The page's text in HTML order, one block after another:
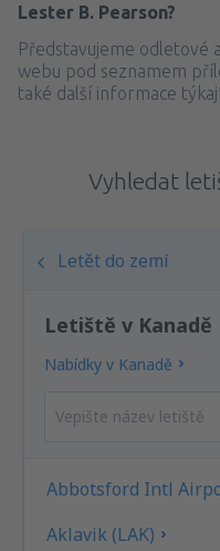
Lester B. Pearson?
Představujeme odletové
webu pod seznamem
také další informace
Vyhledat
Letět do zemí
Letiště v Kanadě
Nabídky v Kanadě
Abbotsford Intl
Aklavik (LAK)